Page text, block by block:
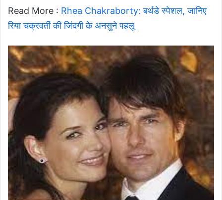
Read More : Rhea Chakraborty: बर्थडे स्पेशल, जानिए
रिया चक्रवर्ती की जिंदगी के अनसुने पहलू